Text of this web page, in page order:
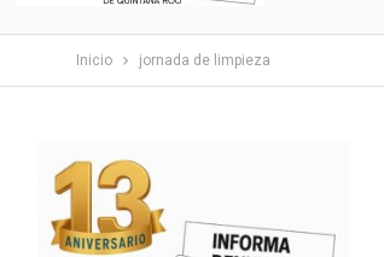
Inicio jornada de limpieza